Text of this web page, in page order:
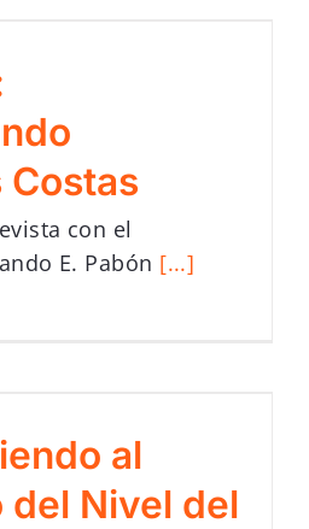
Costas
con el
E. Pabón [...]
al
del Nivel del